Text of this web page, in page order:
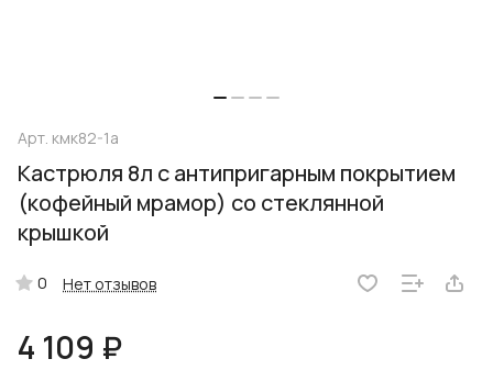
Арт. кмк82-1а
Кастрюля 8л с антипригарным покрытием
(кофейный мрамор) со стеклянной
крышкой
0 Нет отзывов
4 109 ₽